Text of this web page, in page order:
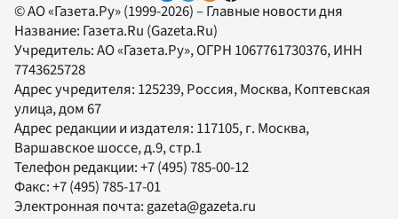
© АО «Газета.Ру» (1999-2026) – Главные новости дня
Название: Газета.Ru (Gazeta.Ru)
Учредитель:АО «Газета.Ру», ОГРН 1067761730376, ИНН
7743625728
Адрес учредителя: 125239, Россия, Москва, Коптевская
улица, дом 67
Адрес редакции и издателя: 117105, г. Москва,
Варшавское шоссе, д.9, стр.1
Телефон редакции:+7 (495) 785-00-12
Факс:+7 (495) 785-17-01
Электронная почта:gazeta@gazeta.ru